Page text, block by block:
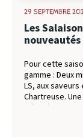
29 SEPTEMBRE
Les
nouveautés
Pour cette
gamme : Deux
LS, aux
Chartreuse.
déclinés en
tradition